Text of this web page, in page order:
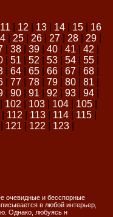
11| 12| 13| 14| 15| 16
| 25| 26| 27 28| 29|
38| 39| 40| 41| 42|
| 51| 52| 53| 54| 55|
| 64| 65| 66| 67 68|
| 77 78| 79| 80| 81|
| 90| 91| 92| 93| 94|
102| 103| 104| 105|
112 113 114 115
121| 122| 123|
очевидные и бесспорные
в любой интерьер,
Однако, любуясь н